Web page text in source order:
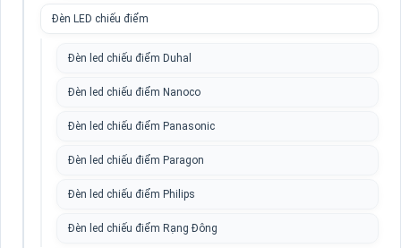
Đèn LED chiếu điểm
Đèn led chiếu điểm Duhal
Đèn led chiếu điểm Nanoco
Đèn led chiếu điểm Panasonic
Đèn led chiếu điểm Paragon
Đèn led chiếu điểm Philips
Đèn led chiếu điểm Rạng Đông